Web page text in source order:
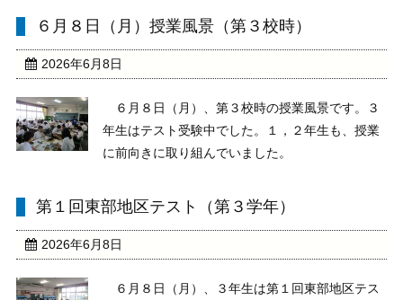
を大切にすることの意味③友達との良好な人間関
安全に過ごし、学 ...
６月８日（月）授業風景（第３校時）
2026年6月8日
６月８日（月）、第３校時の授業風景です。３
年生はテスト受験中でした。１，２年生も、授業
に前向きに取り組んでいました。
第１回東部地区テスト（第３学年）
2026年6月8日
６月８日（月）、３年生は第１回東部地区テス